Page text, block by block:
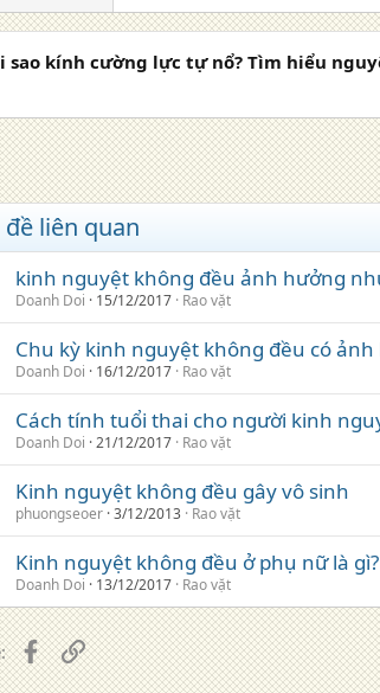
sao kính cường lực tự nổ? Tìm hiểu
đề liên quan
kinh nguyệt không đều ảnh hưởng
Doanh Doi 15/12/2017 Rao vặt
Chu kỳ kinh nguyệt không đều có
Doanh Doi 16/12/2017 Rao vặt
Cách tính tuổi thai cho người kinh
Doanh Doi 21/12/2017 Rao vặt
Kinh nguyệt không đều gây vô sinh
phuongseoer 3/12/2013 Rao vặt
Kinh nguyệt không đều ở phụ nữ là gì?
Doanh Doi 13/12/2017 Rao vặt
Facebook
Liên kết